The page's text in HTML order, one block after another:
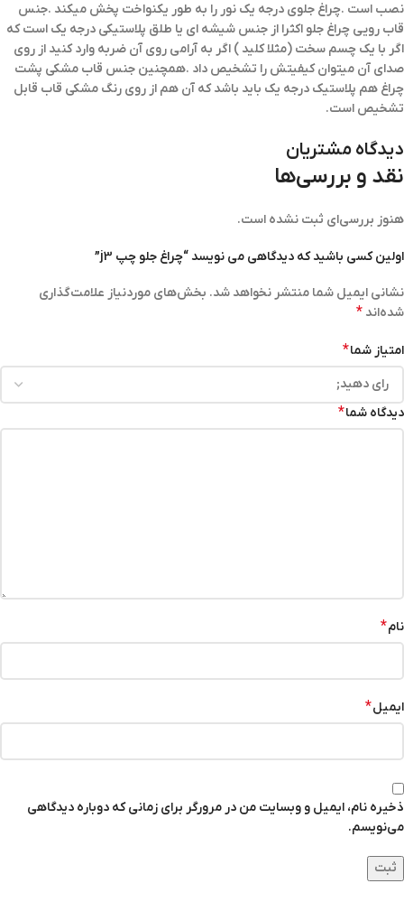
نصب است .چراغ جلوی درجه یک نور را به طور یکنواخت پخش میکند .جنس
قاب رویی چراغ جلو اکثرا از جنس شیشه ای یا طلق پلاستیکی درجه یک است که
اگر با یک چسم سخت (مثلا کلید ) اگر به آرامی روی آن ضربه وارد کنید از روی
صدای آن میتوان کیفیتش را تشخیص داد .همچنین جنس قاب مشکی پشت
چراغ هم پلاستیک درجه یک باید باشد که آن هم از روی رنگ مشکی قاب قابل
تشخیص است.
دیدگاه مشتریان
نقد و بررسی‌ها
هنوز بررسی‌ای ثبت نشده است.
اولین کسی باشید که دیدگاهی می نویسد “چراغ جلو چپ j3”
نشانی ایمیل شما منتشر نخواهد شد. بخش‌های موردنیاز علامت‌گذاری
شده‌اند *
امتیاز شما*
دیدگاه شما*
نام*
ایمیل*
ذخیره نام، ایمیل و وبسایت من در مرورگر برای زمانی که دوباره دیدگاهی
می‌نویسم.